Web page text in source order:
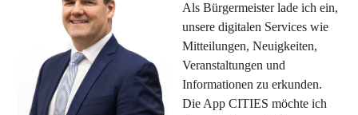
Als Bürgermeister lade ich ein,
unsere digitalen Services wie
Mitteilungen, Neuigkeiten,
Veranstaltungen und
Informationen zu erkunden.
Die App CITIES möchte ich